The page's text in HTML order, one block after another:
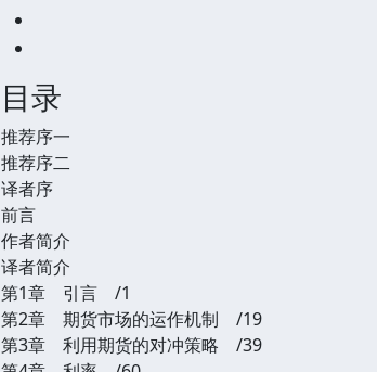
目录
推荐序一
推荐序二
译者序
前言
作者简介
译者简介
第1章 引言 /1
第2章 期货市场的运作机制 /19
第3章 利用期货的对冲策略 /39